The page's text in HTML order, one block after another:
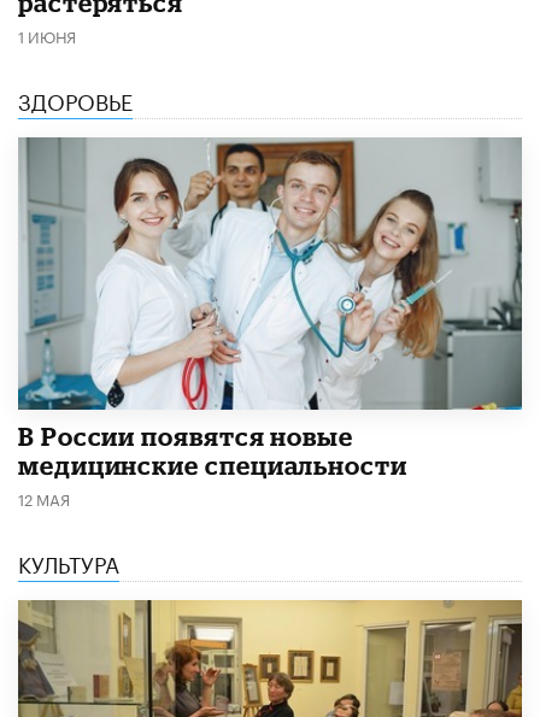
1 ИЮНЯ
ЗДОРОВЬЕ
В России появятся новые
медицинские специальности
12 МАЯ
КУЛЬТУРА